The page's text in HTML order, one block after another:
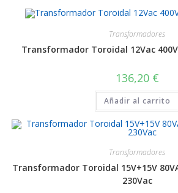
Transformadores
Transformador Toroidal 12Vac
136,20 €
Añadir al carrito
Transformadores
Transformador Toroidal 15V+15V
230Vac